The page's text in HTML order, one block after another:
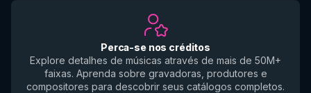
Perca-se nos créditos
Explore detalhes de músicas através de mais de 50M+
faixas. Aprenda sobre gravadoras, produtores e
compositores para descobrir seus catálogos completos.